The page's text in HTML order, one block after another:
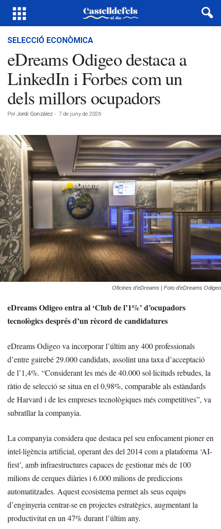
SELECCIÓ ECONÒMICA
eDreams Odigeo destaca a
LinkedIn i Forbes com un
dels millors ocupadors
Por Jordi González - 7 de juny de 2026
Oficines d’eDreams | Foto d’eDreams Odigeo
eDreams Odigeo entra al ‘Club de l’1%’ d’ocupadors
tecnològics després d’un rècord de candidatures
eDreams Odigeo va incorporar l’últim any 400 professionals
d’entre gairebé 29.000 candidats, assolint una taxa d’acceptació
de l’1,4%. “Considerant les més de 40.000 sol·licituds rebudes, la
ràtio de selecció se situa en el 0,98%, comparable als estàndards
de Harvard i de les empreses tecnològiques més competitives”, va
subratllar la companyia.
La companyia considera que destaca pel seu enfocament pioner en
intel·ligència artificial, operant des del 2014 com a plataforma ‘AI-
first’, amb infraestructures capaces de gestionar més de 100
milions de cerques diàries i 6.000 milions de prediccions
automatitzades. Aquest ecosistema permet als seus equips
d’enginyeria centrar-se en projectes estratègics, augmentant la
productivitat en un 47% durant l’últim any.